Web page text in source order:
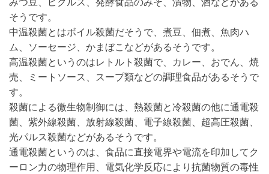
そうです。
中温殺菌とはボイル殺菌だそうで、煮豆、佃煮、魚肉ハ
ム、ソーセージ、かまぼこなどがあるそうです。
高温殺菌というのはレトルト殺菌で、カレー、おでん、焼
売、ミートソース、スープ類などの調理食品があるそうで
す。
殺菌による微生物制御には、熱殺菌と冷殺菌の他に通電殺
菌、紫外線殺菌、放射線殺菌、電子線殺菌、超高圧殺菌、
光パルス殺菌などがあるそうです。
通電殺菌というのは、食品に直接電界や電流を印加してク
ーロン力の物理作用、電気化学反応により抗菌物質の毒性